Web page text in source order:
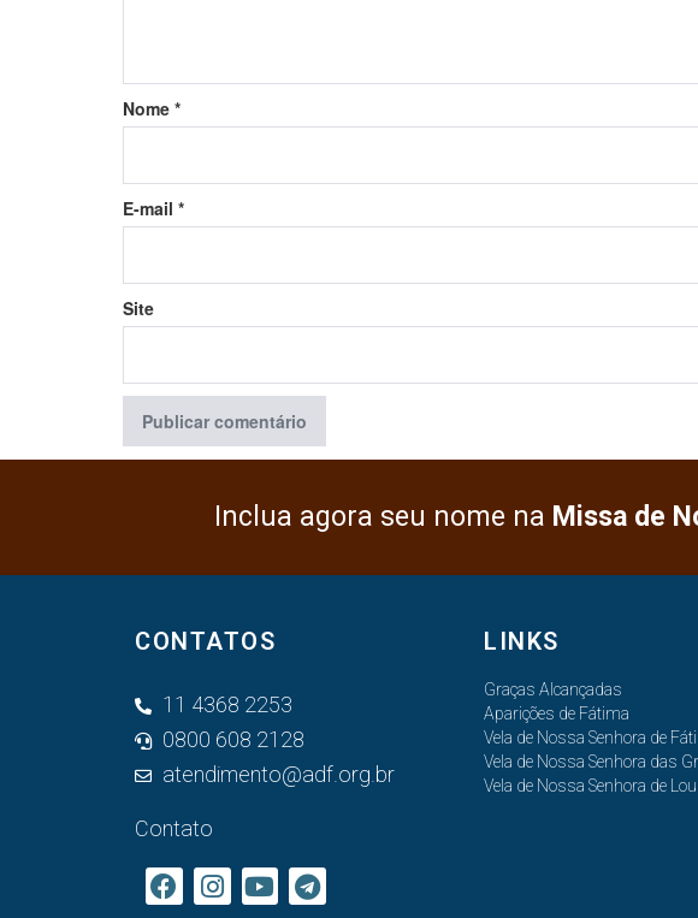
Nome *
E-mail *
Site
Inclua agora seu nome na Missa de
CONTATOS
11 4368 2253
0800 608 2128
atendimento@adf.org.br
Contato
LINKS
Graças Alcançadas
Aparições de Fátima
Vela de Nossa Senhora de
Vela de Nossa Senhora das
Vela de Nossa Senhora de